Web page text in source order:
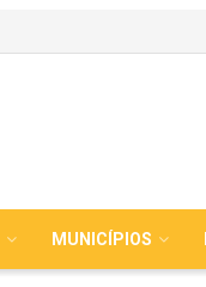
MUNICÍPIOS